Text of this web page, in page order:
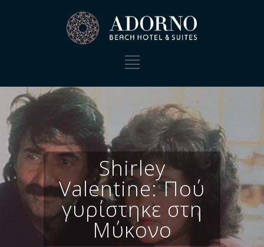
Shirley
Valentine: Πού
γυρίστηκε στη
Μύκονο